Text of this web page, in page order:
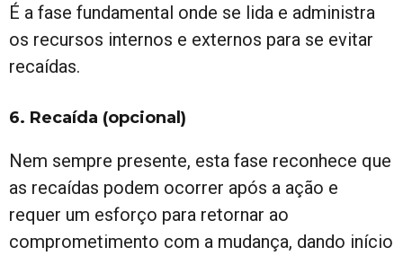
É a fase fundamental onde se lida e administra
os recursos internos e externos para se evitar
recaídas.
6. Recaída (opcional)
Nem sempre presente, esta fase reconhece que
as recaídas podem ocorrer após a ação e
requer um esforço para retornar ao
comprometimento com a mudança, dando início